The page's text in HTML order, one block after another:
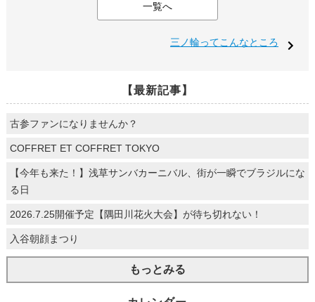
一覧へ
三ノ輪ってこんなところ
【最新記事】
古参ファンになりませんか？
COFFRET ET COFFRET TOKYO
【今年も来た！】浅草サンバカーニバル、街が一瞬でブラジルにな
る日
2026.7.25開催予定【隅田川花火大会】が待ち切れない！
入谷朝顔まつり
もっとみる